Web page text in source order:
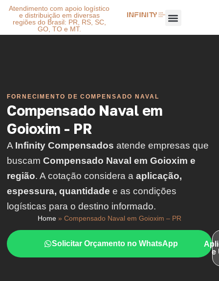
Atendimento com apoio logístico
e distribuição em diversas
regiões do Brasil: PR, RS, SC,
GO, TO e MT.
FORNECIMENTO DE COMPENSADO NAVAL
Compensado Naval em
Goioxim - PR
A Infinity Compensados atende empresas que
buscam Compensado Naval em Goioxim e
região. A cotação considera a aplicação,
espessura, quantidade e as condições
logísticas para o destino informado.
Home » Compensado Naval em Goioxim – PR
Solicitar Orçamento no WhatsApp
e